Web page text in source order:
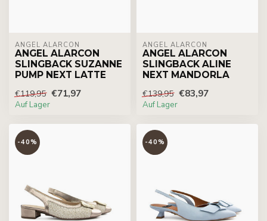
ÁNGEL ALARCÓN
ANGEL ALARCON
SLINGBACK SUZANNE
PUMP NEXT LATTE
€119,95 €71,97
Auf Lager
ÁNGEL ALARCÓN
ANGEL ALARCON
SLINGBACK ALINE
NEXT MANDORLA
€139,95 €83,97
Auf Lager
-40% -40%